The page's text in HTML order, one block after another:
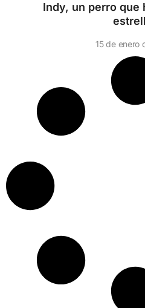
Indy, un perro que
15 de enero